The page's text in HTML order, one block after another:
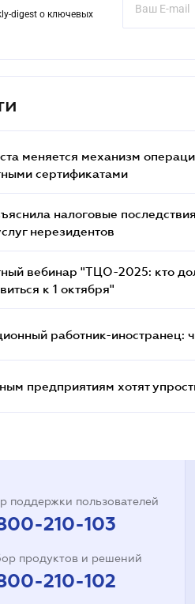
digest о ключевых
меняется механизм
сертификатами
налоговые
нерезидентов
вебинар "ТЦО-2025: кто
к 1 октября"
работник-иностранец:
предприятиям хотят
поддержки пользователей
210-103
продуктов и решений
210-102